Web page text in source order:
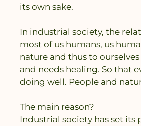
its own sake.
In industrial society, the
most of us humans, us
nature and thus to
and needs healing. So that
doing well. People and
The main reason?
Industrial society has set its